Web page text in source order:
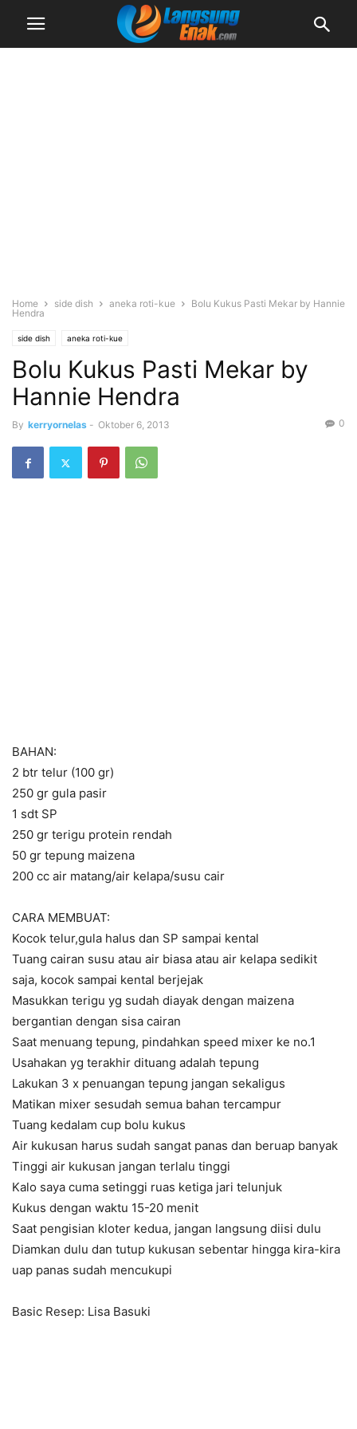
Home side dish aneka roti-kue
Bolu Kukus Pasti Mekar by Hannie
Hendra
side dish aneka roti-kue
Bolu Kukus Pasti Mekar by
Hannie Hendra
By kerryornelas - Oktober 6, 2013 0
BAHAN:
2 btr telur (100 gr)
250 gr gula pasir
1 sdt SP
250 gr terigu protein rendah
50 gr tepung maizena
200 cc air matang/air kelapa/susu cair
CARA MEMBUAT:
Kocok telur,gula halus dan SP sampai kental
Tuang cairan susu atau air biasa atau air kelapa sedikit
saja, kocok sampai kental berjejak
Masukkan terigu yg sudah diayak dengan maizena
bergantian dengan sisa cairan
Saat menuang tepung, pindahkan speed mixer ke no.1
Usahakan yg terakhir dituang adalah tepung
Lakukan 3 x penuangan tepung jangan sekaligus
Matikan mixer sesudah semua bahan tercampur
Tuang kedalam cup bolu kukus
Air kukusan harus sudah sangat panas dan beruap banyak
Tinggi air kukusan jangan terlalu tinggi
Kalo saya cuma setinggi ruas ketiga jari telunjuk
Kukus dengan waktu 15-20 menit
Saat pengisian kloter kedua, jangan langsung diisi dulu
Diamkan dulu dan tutup kukusan sebentar hingga kira-kira
uap panas sudah mencukupi
Basic Resep: Lisa Basuki